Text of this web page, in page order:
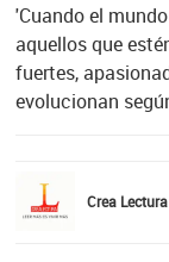
'Cuando el
aquellos que
fuertes,
evolucionan
Crea Lectura